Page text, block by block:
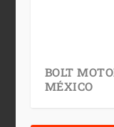
BOLT
MÉXICO